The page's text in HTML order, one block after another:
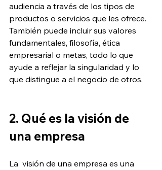
audiencia a través de los tipos de
productos o servicios que les ofrece.
También puede incluir sus valores
fundamentales, filosofía, ética
empresarial o metas, todo lo que
ayude a reflejar la singularidad y lo
que distingue a el negocio de otros.
2. Qué es la visión de
una empresa
La  visión de una empresa es una